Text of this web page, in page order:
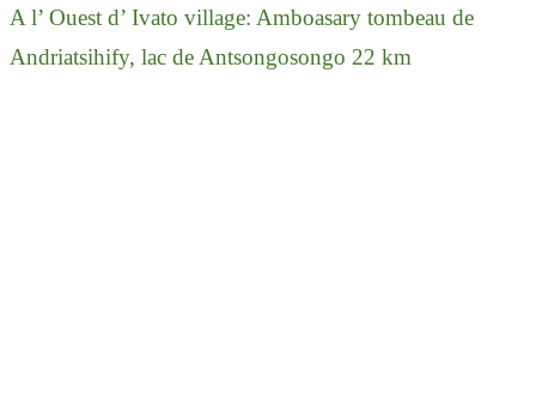
A l’ Ouest d’ Ivato village: Amboasary tombeau de
Andriatsihify, lac de Antsongosongo 22 km